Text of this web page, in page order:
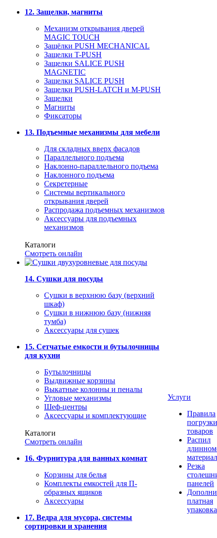
12. Защелки, магниты
Механизм открывания дверей
MAGIC TOUCH
Защёлки PUSH MECHANICAL
Защелки T-PUSH
Защелки SALICE PUSH
MAGNETIC
Защелки SALICE PUSH
Защелки PUSH-LATCH и M-PUSH
Защелки
Магниты
Фиксаторы
13. Подъемные механизмы для мебели
Для складных вверх фасадов
Параллельного подъема
Наклонно-параллельного подъема
Наклонного подъема
Секретерные
Системы вертикального
открывания дверей
Распродажа подъемных механизмов
Аксессуары для подъемных
механизмов
Каталоги
Смотреть онлайн
14. Сушки для посуды
Сушки в верхнюю базу (верхний
шкаф)
Сушки в нижнюю базу (нижняя
тумба)
Аксессуары для сушек
15. Сетчатые емкости и бутылочницы
для кухни
Бутылочницы
Выдвижные корзины
Выкатные колонны и пеналы
Угловые механизмы
Шеф-центры
Аксессуары и комплектующие
Каталоги
Смотреть онлайн
16. Фурнитура для ванных комнат
Корзины для белья
Комплекты емкостей для П-
образных ящиков
Аксессуары
17. Ведра для мусора, системы
сортировки и хранения
Услуги
Правила
погрузки
товаров
Распил
Резка
панелей
платная
упаковка